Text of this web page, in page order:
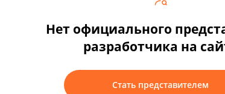
Нет официального
разработчика на
Стать представителем